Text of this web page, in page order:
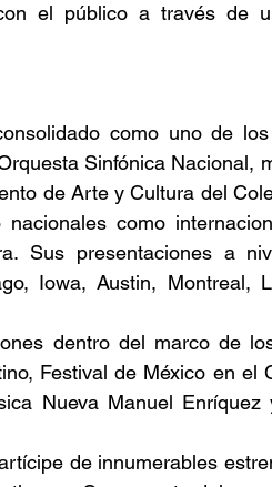
el público a través de
como uno de
Sinfónica Nacional,
de Arte y Cultura del
como
Sus presentaciones a
Iowa, Austin, Montreal,
dentro del marco de
Festival de México en el
Nueva Manuel
de innumerables